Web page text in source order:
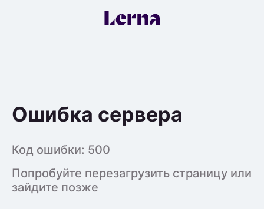
Ошибка сервера
Код ошибки: 500
Попробуйте перезагрузить страницу или
зайдите позже